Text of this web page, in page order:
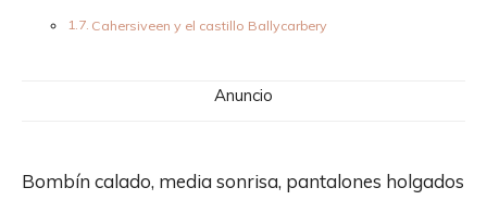
Cahersiveen y el castillo Ballycarbery
Anuncio
Bombín calado, media sonrisa, pantalones holgados